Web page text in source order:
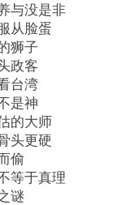
与没是非
从脸蛋
狮子
政客
台湾
是神
的大师
头更硬
偷
等于真理
谜